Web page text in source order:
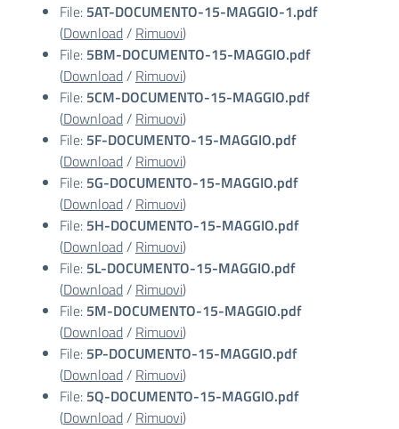
File: 5AT-DOCUMENTO-15-MAGGIO-1.pdf
(Download/ Rimuovi)
File: 5BM-DOCUMENTO-15-MAGGIO.pdf
(Download/ Rimuovi)
File: 5CM-DOCUMENTO-15-MAGGIO.pdf
(Download/ Rimuovi)
File: 5F-DOCUMENTO-15-MAGGIO.pdf
(Download/ Rimuovi)
File: 5G-DOCUMENTO-15-MAGGIO.pdf
(Download/ Rimuovi)
File: 5H-DOCUMENTO-15-MAGGIO.pdf
(Download/ Rimuovi)
File: 5L-DOCUMENTO-15-MAGGIO.pdf
(Download/ Rimuovi)
File: 5M-DOCUMENTO-15-MAGGIO.pdf
(Download/ Rimuovi)
File: 5P-DOCUMENTO-15-MAGGIO.pdf
(Download/ Rimuovi)
File: 5Q-DOCUMENTO-15-MAGGIO.pdf
(Download/ Rimuovi)